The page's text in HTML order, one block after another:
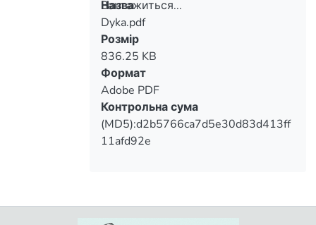
Вантажиться...
Вантажиться...
Назва
Dyka.pdf
Розмір
836.25 KB
Формат
Adobe PDF
Контрольна сума
(MD5):d2b5766ca7d5e30d83d413ff
11afd92e